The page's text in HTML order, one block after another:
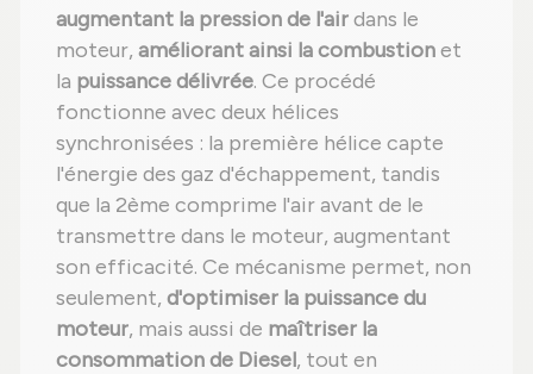
augmentant la pression de l'airdans le
moteur, améliorant ainsi la combustionet
la puissance délivrée. Ce procédé
fonctionne avec deux hélices
synchronisées : la première hélice capte
l'énergie des gaz d'échappement, tandis
que la 2ème comprime l'air avant de le
transmettre dans le moteur, augmentant
son efficacité. Ce mécanisme permet, non
seulement, d'optimiser la puissance du
moteur, mais aussi de maîtriser la
consommation de Diesel, tout en